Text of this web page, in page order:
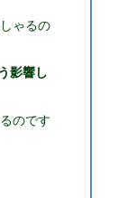
ゃるの
影響し
のです